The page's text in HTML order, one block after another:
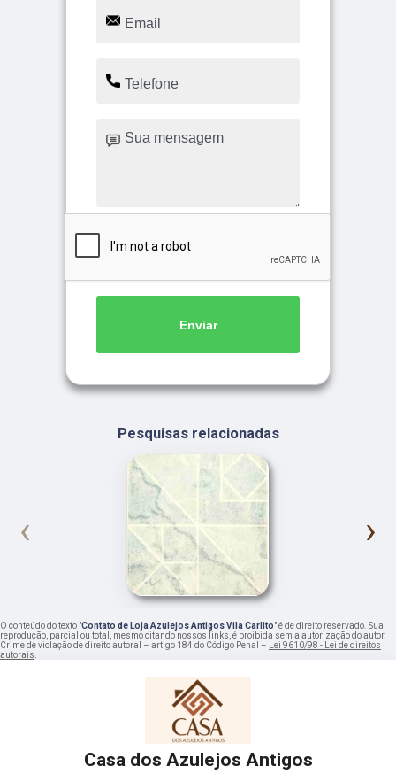
Enviar
Pesquisas relacionadas
‹ ›
O conteúdo do texto "Contato de Loja Azulejos Antigos Vila Carlito" é de direito reservado. Sua
reprodução, parcial ou total, mesmo citando nossos links, é proibida sem a autorização do autor.
Crime de violação de direito autoral – artigo 184 do Código Penal –
Lei 9610/98 - Lei de direitos
autorais
Casa dos Azulejos Antigos